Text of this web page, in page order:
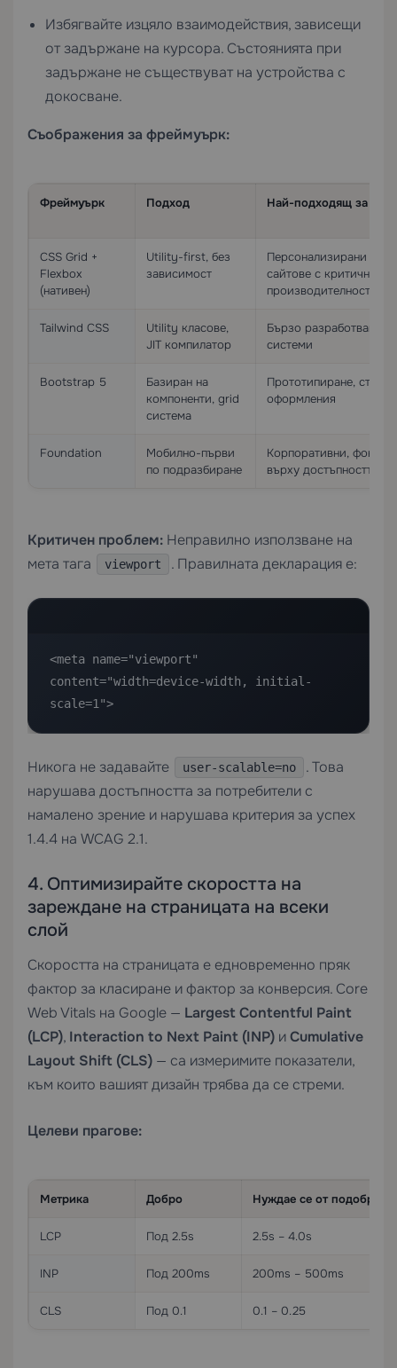
Избягвайте изцяло взаимодействия, зависещи
от задържане на курсора. Състоянията при
задържане не съществуват на устройства с
докосване.
Съображения за фреймуърк:
Фреймуърк Подход Най-подходящ за
CSS Grid +
Flexbox
(нативен)
Utility-first, без
зависимост
Персонализирани
сайтове с критична
производителност
Tailwind CSS
Utility класове,
JIT компилатор
Бързо разработване,
системи
Bootstrap 5
Базиран на
компоненти, grid
система
Прототипиране,
оформления
Foundation
Мобилно-първи
по подразбиране
Корпоративни,
върху достъпността
Критичен проблем: Неправилно използване на
мета тага
viewport . Правилната декларация е:
<meta name="viewport"
content="width=device-width, initial-
scale=1">
Никога не задавайте user-scalable=no
. Това
нарушава достъпността за потребители с
намалено зрение и нарушава критерия за успех
1.4.4 на WCAG 2.1.
4. Оптимизирайте скоростта на
зареждане на страницата на всеки
слой
Скоростта на страницата е едновременно пряк
фактор за класиране и фактор за конверсия. Core
Web Vitals на Google — Largest Contentful Paint
(LCP), Interaction to Next Paint (INP) иCumulative
Layout Shift (CLS) — са измеримите показатели,
към които вашият дизайн трябва да се стреми.
Целеви прагове:
Метрика Добро Нуждае се от
LCP Под 2.5s 2.5s – 4.0s
INP Под 200ms 200ms – 500ms
CLS Под 0.1 0.1 – 0.25